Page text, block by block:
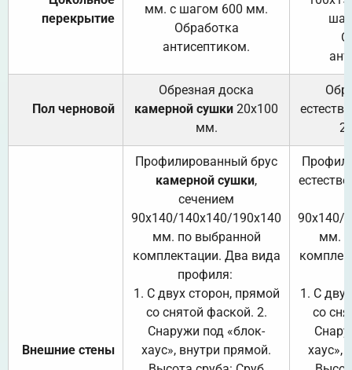
перекрытие
мм. с шагом 600 мм.
Обработка
антисептиком.
Пол черновой
Обрезная доска
камерной сушки 20х100
мм.
Внешние стены
Профилированный брус
камерной сушки,
сечением
90х140/140х140/190х140
мм. по выбранной
комплектации. Два вида
профиля:
1. С двух сторон, прямой
со снятой фаской. 2.
Снаружи под «блок-
хаус», внутри прямой.
90х140/
мм.
1. С
со
хаус»,